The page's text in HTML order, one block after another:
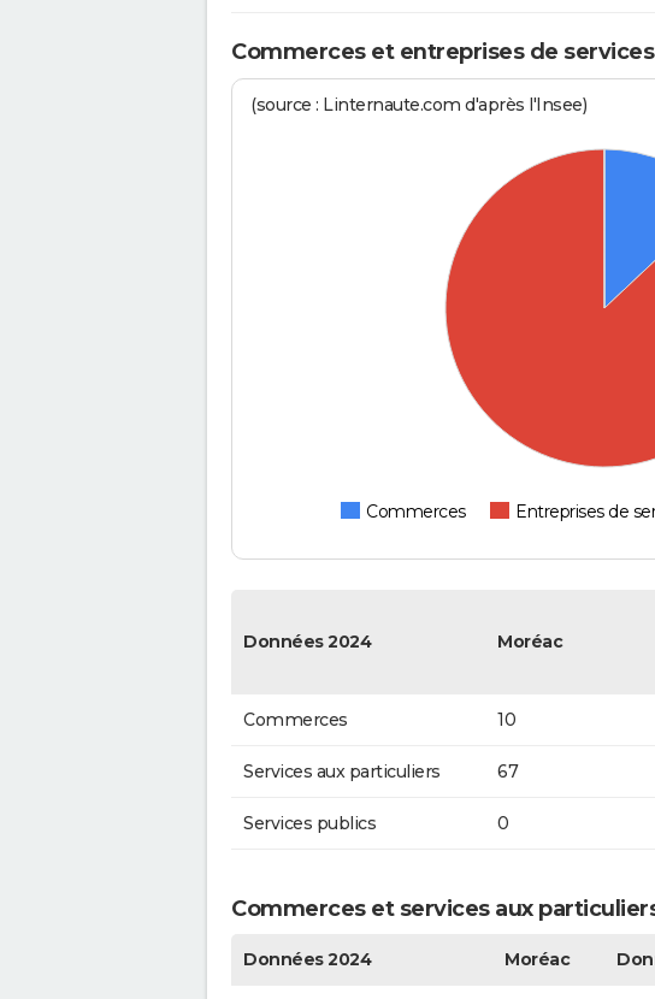
Commerces et entreprises de
(source : Linternaute.com d'après l'Insee)
Commerces Entreprises de
Données 2024 Moréac
Commerces 10
Services aux particuliers 67
Services publics 0
Commerces et services aux
Données 2024 Moréac